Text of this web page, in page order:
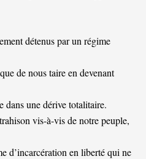
détenus par un régime
de nous taire en devenant
dans une dérive totalitaire.
vis-à-vis de notre peuple,
d’incarcération en liberté qui ne